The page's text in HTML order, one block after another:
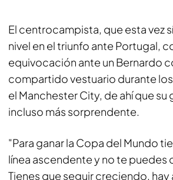
El centrocampista, que esta vez
nivel en el triunfo ante Portugal,
equivocación ante un Bernardo
compartido vestuario durante
el Manchester City, de ahí que su
incluso más sorprendente.
"Para ganar la Copa del Mundo
línea ascendente y no te puedes
Tienes que seguir creciendo,